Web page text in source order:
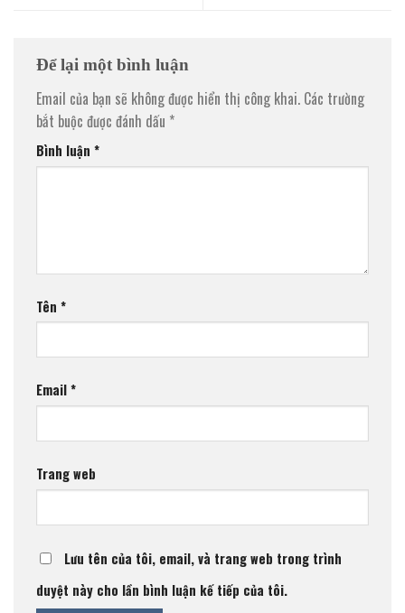
Để lại một bình luận
Email của bạn sẽ không được hiển thị công khai. Các trường
bắt buộc được đánh dấu *
Bình luận *
Tên *
Email*
Trang web
Lưu tên của tôi, email, và trang web trong trình
duyệt này cho lần bình luận kế tiếp của tôi.